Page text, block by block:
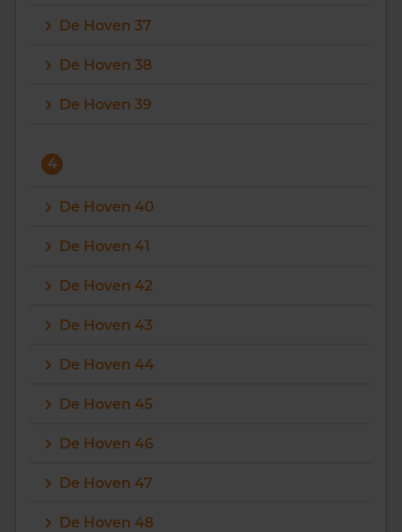
De Hoven 37
De Hoven 38
De Hoven 39
4
De Hoven 40
De Hoven 41
De Hoven 42
De Hoven 43
De Hoven 44
De Hoven 45
De Hoven 46
De Hoven 47
De Hoven 48